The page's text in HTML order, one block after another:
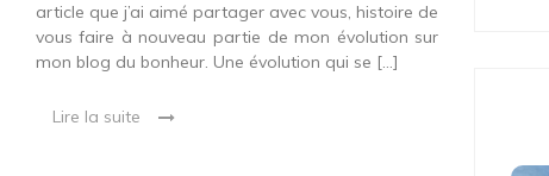
article que j’ai aimé partager avec vous, histoire de
vous faire à nouveau partie de mon évolution sur
mon blog du bonheur. Une évolution qui se […]
Lire la suite